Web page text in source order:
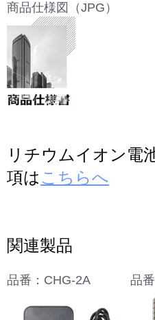
商品仕様図（JPG）
リチウムイオン電
項は こちらへ
関連製品
品番：CHG-2A 品